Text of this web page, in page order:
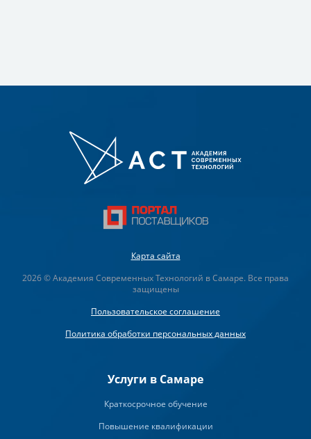
Карта сайта
2026 © Академия Современных Технологий в Самаре. Все права
защищены
Пользовательское соглашение
Политика обработки персональных данных
Услуги в Самаре
Краткосрочное обучение
Повышение квалификации